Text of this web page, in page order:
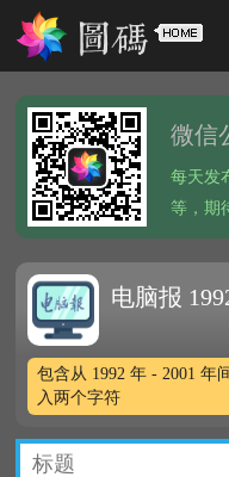
微信
每天发
等，期
电脑报
包含从 1992 年 - 2001 年
入两个字符